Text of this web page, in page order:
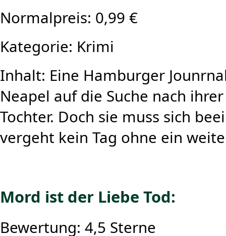
Normalpreis: 0,99 €
Kategorie: Krimi
Inhalt: Eine Hamburger
Neapel auf die Suche nach
Tochter. Doch sie muss sich
vergeht kein Tag ohne ein
Mord ist der Liebe Tod:
Bewertung: 4,5 Sterne